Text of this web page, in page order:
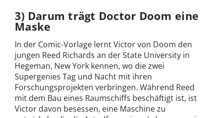
3) Darum trägt Doctor Doom eine
Maske
In der Comic-Vorlage lernt Victor von Doom den
jungen Reed Richards an der State University in
Hegeman, New York kennen, wo die zwei
Supergenies Tag und Nacht mit ihren
Forschungsprojekten verbringen. Während Reed
mit dem Bau eines Raumschiffs beschäftigt ist, ist
Victor davon besessen, eine Maschine zu